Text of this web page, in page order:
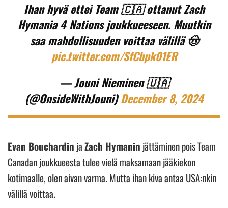
Ihan hyvä ettei Team 🇨🇦 ottanut Zach
Hymania 4 Nations joukkueeseen. Muutkin
saa mahdollisuuden voittaa välillä 🤠
pic.twitter.com/SfCbpk01ER
— Jouni Nieminen 🇺🇦
(@OnsideWithJouni)December 8, 2024
Evan Bouchardin jaZach Hymanin jättäminen pois Team
Canadan joukkueesta tulee vielä maksamaan jääkiekon
kotimaalle, olen aivan varma. Mutta ihan kiva antaa USA:nkin
välillä voittaa.